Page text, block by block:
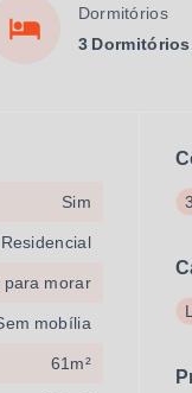
Dormitórios
3
Sim
Residencial
para morar
mobília
61m²